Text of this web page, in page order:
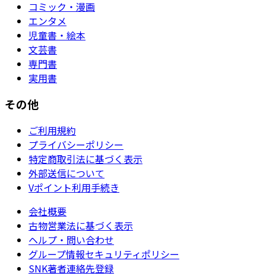
コミック・漫画
エンタメ
児童書・絵本
文芸書
専門書
実用書
その他
ご利用規約
プライバシーポリシー
特定商取引法に基づく表示
外部送信について
Vポイント利用手続き
会社概要
古物営業法に基づく表示
ヘルプ・問い合わせ
グループ情報セキュリティポリシー
SNK著者連絡先登録